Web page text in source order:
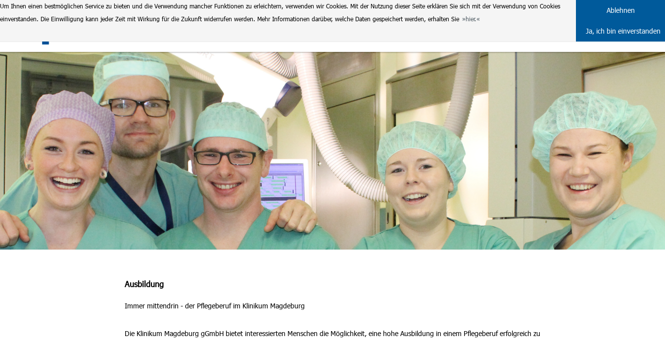
Um Ihnen einen bestmöglichen Service zu bieten und die Verwendung mancher Funktionen zu erleichtern, verwenden wir Cookies. Mit der Nutzung dieser Seite erklären Sie sich mit der Verwendung von Cookies
einverstanden. Die Einwilligung kann jeder Zeit mit Wirkung für die Zukunft widerrufen werden. Mehr Informationen darüber, welche Daten gespeichert werden, erhalten Sie
hier.
Ablehnen
Ja, ich bin einverstanden
DE
Klinikum Magdeburg Ausbildung
Ausbildung
Immer mittendrin - der Pflegeberuf im Klinikum Magdeburg
Die Klinikum Magdeburg gGmbH bietet interessierten Menschen die Möglichkeit, eine hohe Ausbildung in einem Pflegeberuf erfolgreich zu